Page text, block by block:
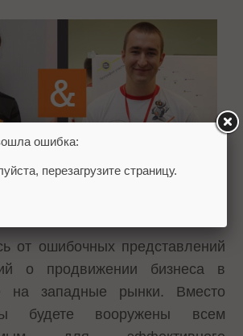
от ошибочных представлений
о продвижении бизнеса в
на западные рынки. Вместо
будете вооружены всем
ошибка:
перезагрузите страницу.